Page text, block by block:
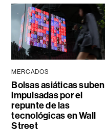
MERCADOS
Bolsas asiáticas suben
impulsadas por el
repunte de las
tecnológicas en Wall
Street